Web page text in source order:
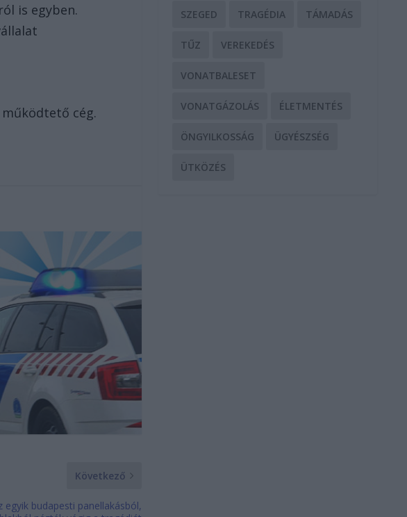
is egyben.
cég.
Következő
budapesti panellakásból,
SZEGED TRAGÉDIA TÁMADÁS
TŰZ VEREKEDÉS
VONATBALESET
VONATGÁZOLÁS ÉLETMENTÉS
ÖNGYILKOSSÁG ÜGYÉSZSÉG
ÜTKÖZÉS